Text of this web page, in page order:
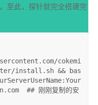
至此，探针就完全搭建完
cokemi
install.sh && bas
## 刚刚复制的安